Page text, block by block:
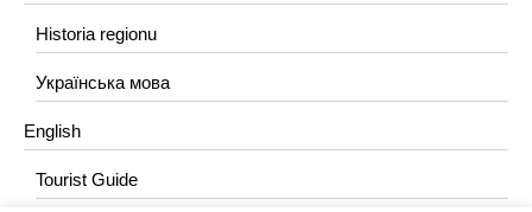
Historia regionu
Українська мова
English
Tourist Guide